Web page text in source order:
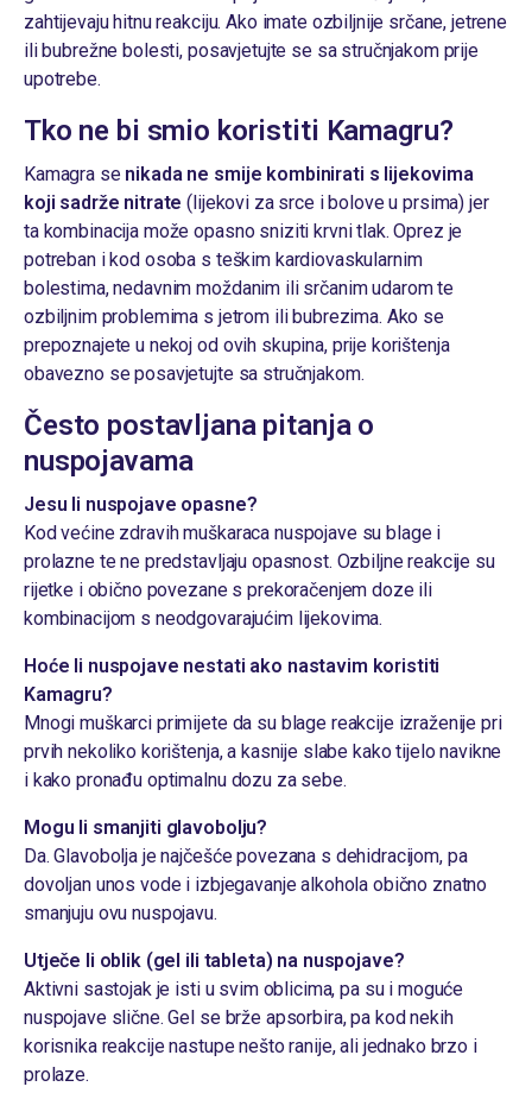
zahtijevaju hitnu reakciju. Ako imate ozbiljnije srčane, jetrene
ili bubrežne bolesti, posavjetujte se sa stručnjakom prije
upotrebe.
Tko ne bi smio koristiti Kamagru?
Kamagra se nikada ne smije kombinirati s lijekovima
koji sadrže nitrate (lijekovi za srce i bolove u prsima) jer
ta kombinacija može opasno sniziti krvni tlak. Oprez je
potreban i kod osoba s teškim kardiovaskularnim
bolestima, nedavnim moždanim ili srčanim udarom te
ozbiljnim problemima s jetrom ili bubrezima. Ako se
prepoznajete u nekoj od ovih skupina, prije korištenja
obavezno se posavjetujte sa stručnjakom.
Često postavljana pitanja o
nuspojavama
Jesu li nuspojave opasne?
Kod većine zdravih muškaraca nuspojave su blage i
prolazne te ne predstavljaju opasnost. Ozbiljne reakcije su
rijetke i obično povezane s prekoračenjem doze ili
kombinacijom s neodgovarajućim lijekovima.
Hoće li nuspojave nestati ako nastavim koristiti
Kamagru?
Mnogi muškarci primijete da su blage reakcije izraženije pri
prvih nekoliko korištenja, a kasnije slabe kako tijelo navikne
i kako pronađu optimalnu dozu za sebe.
Mogu li smanjiti glavobolju?
Da. Glavobolja je najčešće povezana s dehidracijom, pa
dovoljan unos vode i izbjegavanje alkohola obično znatno
smanjuju ovu nuspojavu.
Utječe li oblik (gel ili tableta) na nuspojave?
Aktivni sastojak je isti u svim oblicima, pa su i moguće
nuspojave slične. Gel se brže apsorbira, pa kod nekih
korisnika reakcije nastupe nešto ranije, ali jednako brzo i
prolaze.